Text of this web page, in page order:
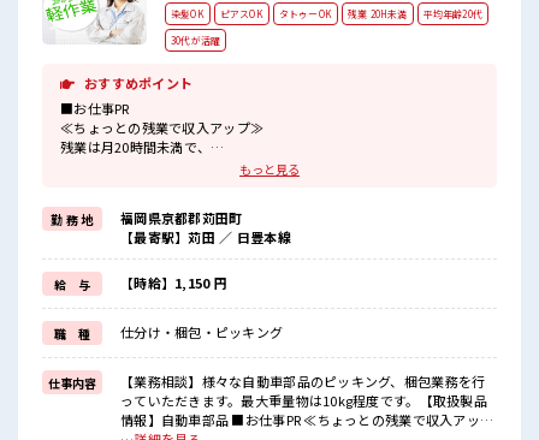
染髪OK
ピアスOK タトゥーOK 残業 20H未満
平均年齢20代
30代が活躍
おすすめポイント
■お仕事PR
≪ちょっとの残業で収入アップ≫
残業は月20時間未満で、
明るすぎたり奇抜でなければ基本的に自由！
(規定有)≪機能的な制服アリ≫
制服があるので、
毎日の服装の悩み解消♪
≪未経験の方も大カンゲイ≫
新しいことにチャレンジするのは不安だけど、
しっかり働く環境が整っています！
イチからスキルUP・ステップUP目指していきましょう！
≪様々なお仕事をご提案≫
一人で悩まず気軽に相談できる、
派遣のお仕事です！
■職場の雰囲気
もっと見る
勤 務 地
福岡県京都郡苅田町
【最寄駅】苅田 ／ 日豊本線
給 与 【時給】1,150 円
職 種 仕分け・梱包・ピッキング
仕事内容
【業務相談】様々な自動車部品のピッキング、梱包業務を行
っていただきます。最大重量物は10kg程度です。【取扱製品
情報】自動車部品 ■お仕事PR ≪ちょっとの残業で収入アップ